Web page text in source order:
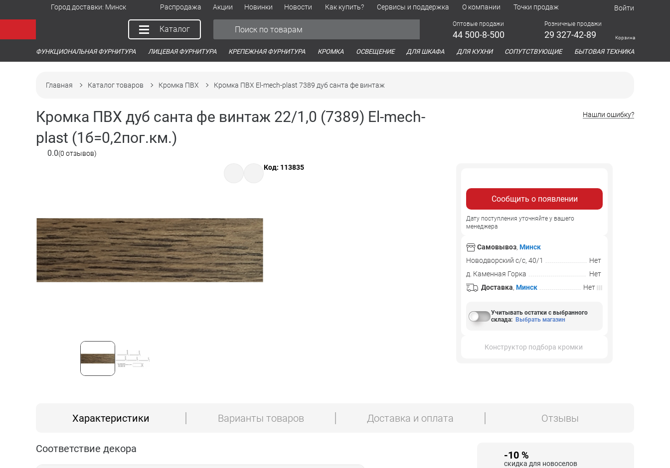
Город доставки: Минск Распродажа Акции Новинки Новости Как купить? Сервисы и поддержка О компании Точки продаж Войти
Каталог
Оптовые продажи
44 500-8-500
Розничные продажи
29 327-42-89 Корзина
ФУНКЦИОНАЛЬНАЯ ФУРНИТУРА ЛИЦЕВАЯ ФУРНИТУРА КРЕПЕЖНАЯ ФУРНИТУРА КРОМКА ОСВЕЩЕНИЕ ДЛЯ ШКАФА ДЛЯ КУХНИ СОПУТСТВУЮЩИЕ БЫТОВАЯ ТЕХНИКА
Главная Каталог товаров Кромка ПВХ Кромка ПВХ El-mech-plast 7389 дуб санта фе винтаж
Кромка ПВХ дуб санта фе винтаж 22/1,0 (7389) El-mech-
plast (1б=0,2пог.км.)
0.0(0 отзывов)
Нашли ошибку?
Код: 113835
Сообщить о появлении
Дату поступления уточняйте у вашего
менеджера
Самовывоз, Минск
Новодворский с/с, 40/1
Нет
д. Каменная Горка
Нет
Доставка, Минск Нет
Учитывать остатки с выбранного
склада: Выбрать магазин
Конструктор подбора кромки
Характеристики Варианты товаров Доставка и оплата Отзывы
Соответствие декора
-10 %
скидка для новоселов